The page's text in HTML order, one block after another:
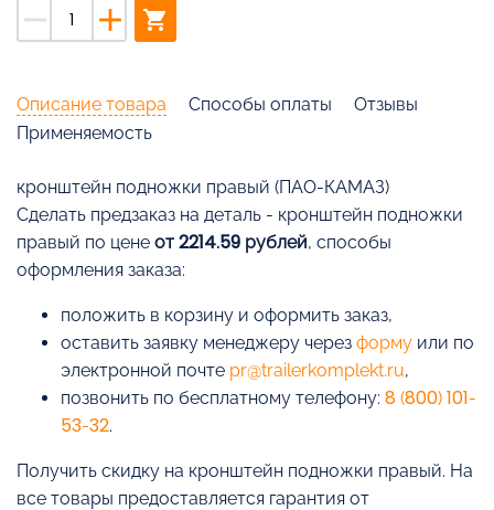
remove add shopping_cart
Описание товара Способы оплаты
Отзывы
Применяемость
кронштейн подножки правый (ПАО-КАМАЗ)
Cделать предзаказ на деталь - кронштейн подножки
правый по цене от 2214.59 рублей, способы
оформления заказа:
положить в корзину и оформить заказ,
оставить заявку менеджеру через форму или по
электронной почте pr@trailerkomplekt.ru,
позвонить по бесплатному телефону: 8 (800) 101-
53-32.
Получить скидку на кронштейн подножки правый. На
все товары предоставляется гарантия от